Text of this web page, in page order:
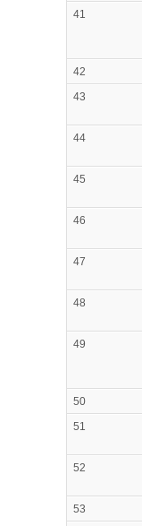
41
42
43
44
45
46
47
48
49
50
51
52
53